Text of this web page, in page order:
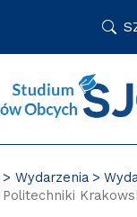
Wydarzenia